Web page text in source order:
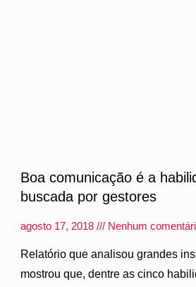
Boa comunicação é a
buscada por gestores
agosto 17, 2018 Nenhum
Relatório que analisou grandes
mostrou que, dentre as cinco